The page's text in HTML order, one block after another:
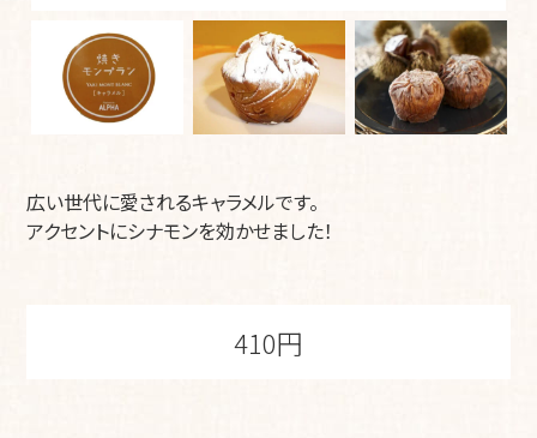
広い世代に愛されるキャラメルです。
アクセントにシナモンを効かせました！
410円